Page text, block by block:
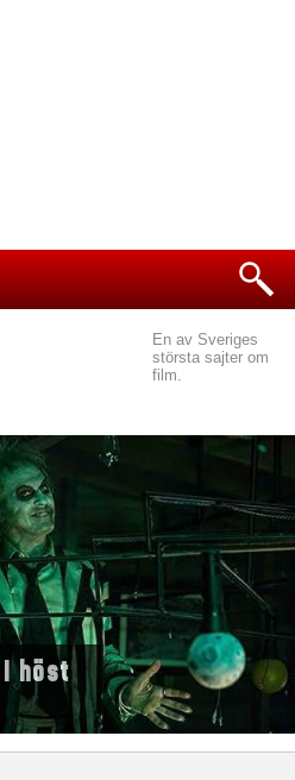
En av Sveriges
största sajter om
film.
höst